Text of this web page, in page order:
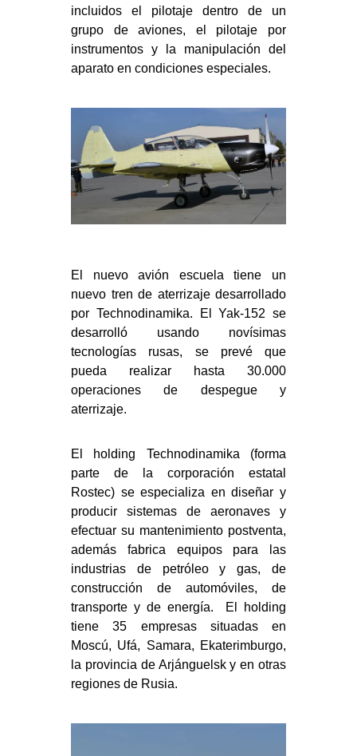
incluidos el pilotaje dentro de un
grupo de aviones, el pilotaje por
instrumentos y la manipulación del
aparato en condiciones especiales.
El nuevo avión escuela tiene un
nuevo tren de aterrizaje desarrollado
por Technodinamika. El Yak-152 se
desarrolló usando novísimas
tecnologías rusas, se prevé que
pueda realizar hasta 30.000
operaciones de despegue y
aterrizaje.
El holding Technodinamika (forma
parte de la corporación estatal
Rostec) se especializa en diseñar y
producir sistemas de aeronaves y
efectuar su mantenimiento postventa,
además fabrica equipos para las
industrias de petróleo y gas, de
construcción de automóviles, de
transporte y de energía. El holding
tiene 35 empresas situadas en
Moscú, Ufá, Samara, Ekaterimburgo,
la provincia de Arjánguelsk y en otras
regiones de Rusia.